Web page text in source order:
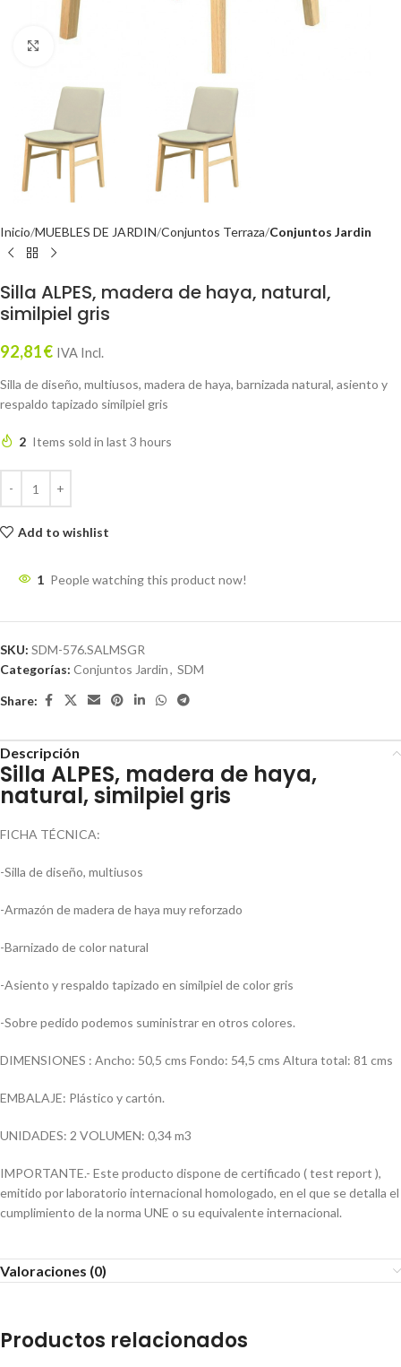
Inicio MUEBLES DE JARDIN Conjuntos Terraza Conjuntos Jardin
Silla ALPES, madera de haya, natural,
similpiel gris
92,81€ IVA Incl.
Silla de diseño, multiusos, madera de haya, barnizada natural, asiento y
respaldo tapizado similpiel gris
2 Items sold in last 3 hours
Add to wishlist
1 People watching this product now!
SKU: SDM-576.SALMSGR
Categorías: Conjuntos Jardin, SDM
Share:
Descripción
Silla ALPES, madera de haya,
natural, similpiel gris
FICHA TÉCNICA:
-Silla de diseño, multiusos
-Armazón de madera de haya muy reforzado
-Barnizado de color natural
-Asiento y respaldo tapizado en similpiel de color gris
-Sobre pedido podemos suministrar en otros colores.
DIMENSIONES : Ancho: 50,5 cms Fondo: 54,5 cms Altura total: 81 cms
EMBALAJE: Plástico y cartón.
UNIDADES: 2 VOLUMEN: 0,34 m3
IMPORTANTE.- Este producto dispone de certificado ( test report ),
emitido por laboratorio internacional homologado, en el que se detalla el
cumplimiento de la norma UNE o su equivalente internacional.
Valoraciones (0)
Productos relacionados